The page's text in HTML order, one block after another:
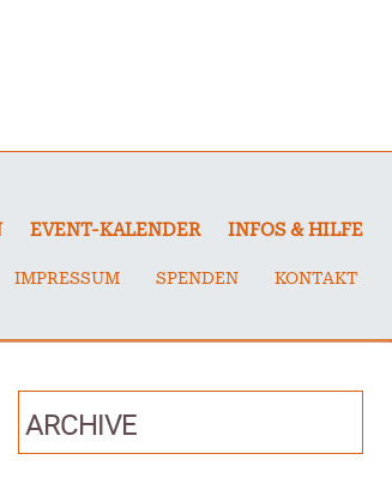
EVENT-KALENDER INFOS & HILFE
IMPRESSUM SPENDEN KONTAKT
ARCHIVE